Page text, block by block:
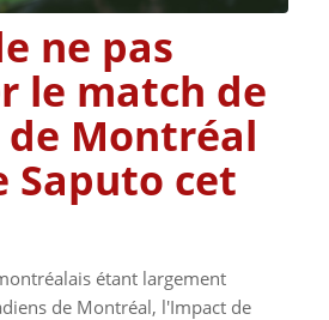
ne pas
le match de
Montréal
Saputo cet
étant largement
de Montréal, l'Impact de